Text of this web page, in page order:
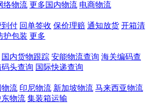
络物流 更多国内物流 电商物流
付 回单签收 保价理赔 通知放货 开箱清
护包装 更多
国内货物跟踪 安能物流查询 海关编码查
头查询 国际快递查询
流 印尼物流 新加坡物流 马来西亚物流
东物流 集装箱运输